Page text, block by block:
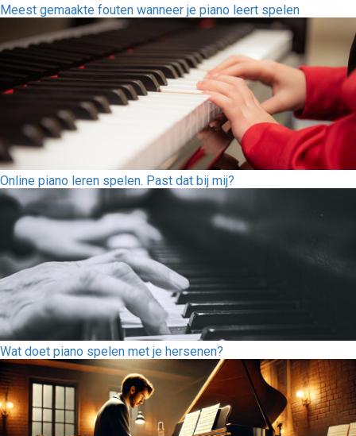
Meest gemaakte fouten wanneer je piano leert spelen
Online piano leren spelen. Past dat bij mij?
Wat doet piano spelen met je hersenen?